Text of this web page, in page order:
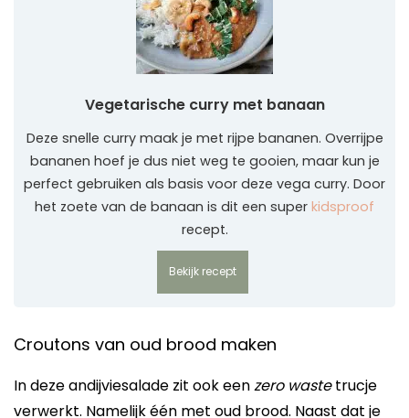
Vegetarische curry met banaan
Deze snelle curry maak je met rijpe bananen. Overrijpe
bananen hoef je dus niet weg te gooien, maar kun je
perfect gebruiken als basis voor deze vega curry. Door
het zoete van de banaan is dit een super kidsproof
recept.
Bekijk recept
Croutons van oud brood maken
In deze andijviesalade zit ook eenzero wastetrucje
verwerkt. Namelijk één met oud brood. Naast dat je